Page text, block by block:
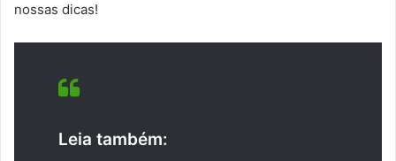
nossas dicas!
Leia também: